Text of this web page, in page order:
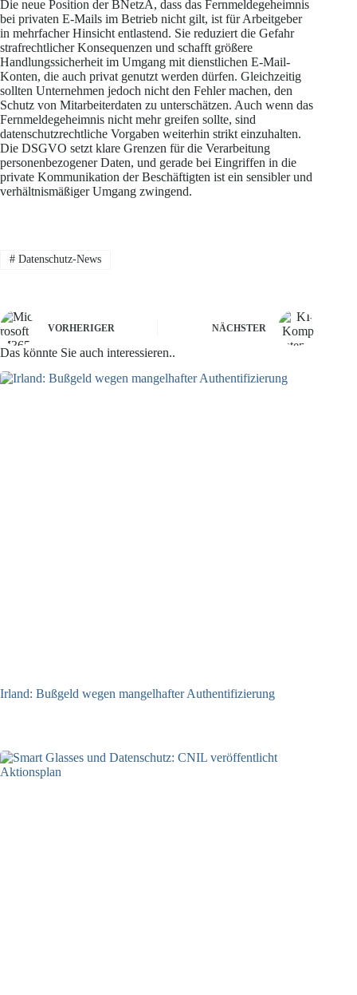
Die neue Position der BNetzA, dass das Fernmeldegeheimnis
bei privaten E-Mails im Betrieb nicht gilt, ist für Arbeitgeber
in mehrfacher Hinsicht entlastend. Sie reduziert die Gefahr
strafrechtlicher Konsequenzen und schafft größere
Handlungssicherheit im Umgang mit dienstlichen E-Mail-
Konten, die auch privat genutzt werden dürfen. Gleichzeitig
sollten Unternehmen jedoch nicht den Fehler machen, den
Schutz von Mitarbeiterdaten zu unterschätzen. Auch wenn das
Fernmeldegeheimnis nicht mehr greifen sollte, sind
datenschutzrechtliche Vorgaben weiterhin strikt einzuhalten.
Die DSGVO setzt klare Grenzen für die Verarbeitung
personenbezogener Daten, und gerade bei Eingriffen in die
private Kommunikation der Beschäftigten ist ein sensibler und
verhältnismäßiger Umgang zwingend.
#Datenschutz-News
VORHERIGER NÄCHSTER
Das könnte Sie auch interessieren..
Irland: Bußgeld wegen mangelhafter Authentifizierung